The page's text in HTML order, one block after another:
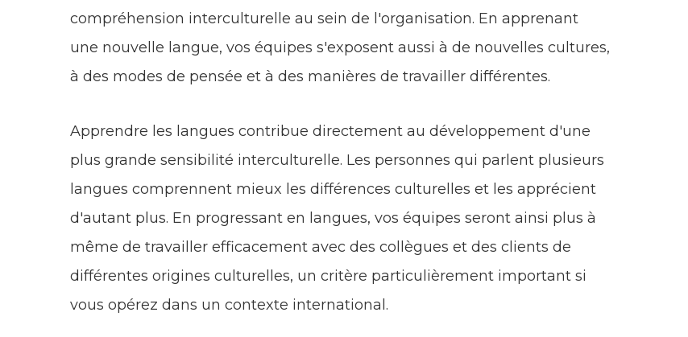
compréhension interculturelle au sein de l'organisation. En apprenant
une nouvelle langue, vos équipes s'exposent aussi à de nouvelles cultures,
à des modes de pensée et à des manières de travailler différentes.
Apprendre les langues contribue directement au développement d'une
plus grande sensibilité interculturelle. Les personnes qui parlent plusieurs
langues comprennent mieux les différences culturelles et les apprécient
d'autant plus. En progressant en langues, vos équipes seront ainsi plus à
même de travailler efficacement avec des collègues et des clients de
différentes origines culturelles, un critère particulièrement important si
vous opérez dans un contexte international.